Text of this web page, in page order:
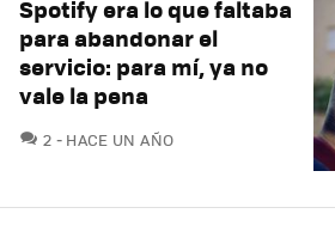
Spotify era lo que faltaba
para abandonar el
servicio: para mí, ya no
vale la pena
2 COMENTARIOS
HACE UN AÑO